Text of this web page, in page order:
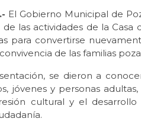
El Gobierno Municipal de
las actividades de la
para convertirse
de las familias
se dieron a
jóvenes y personas
cultural y el